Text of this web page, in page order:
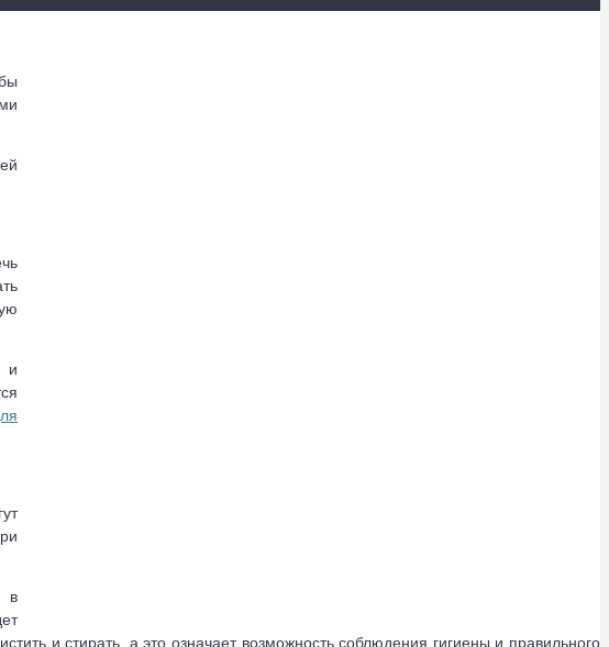
и
в
и стирать, а это означает возможность соблюдения гигиены и правильного